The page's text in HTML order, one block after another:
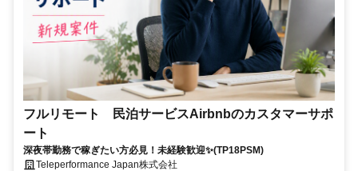
フルリモート 民泊サービスAirbnbのカスタマーサポ
ート
深夜帯勤務で稼ぎたい方必見！未経験歓迎✨(TP18PSM)
Teleperformance Japan株式会社